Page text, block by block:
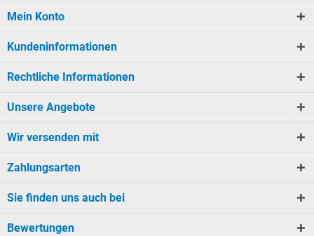
Mein Konto
Kundeninformationen
Rechtliche Informationen
Unsere Angebote
Wir versenden mit
Zahlungsarten
Sie finden uns auch bei
Bewertungen